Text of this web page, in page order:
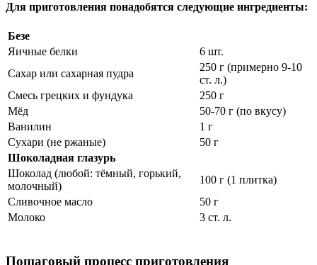
Для приготовления понадобятся следующие ингредиенты:
Безе
Яичные белки
6 шт.
Сахар или сахарная пудра
250 г (примерно 9-10
ст. л.)
Смесь грецких и фундука
250 г
Мёд
50-70 г (по вкусу)
Ванилин
1 г
Сухари (не ржаные)
50 г
Шоколадная глазурь
Шоколад (любой: тёмный, горький,
молочный)
100 г (1 плитка)
Сливочное масло
50 г
Молоко
3 ст. л.
Пошаговый процесс приготовления